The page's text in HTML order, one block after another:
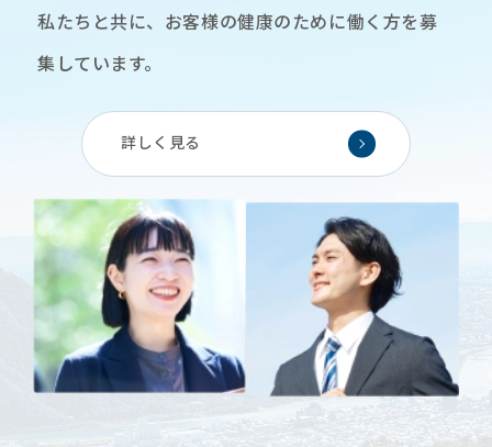
私たちと共に、お客様の健康のために働く方を募
集しています。
詳しく見る